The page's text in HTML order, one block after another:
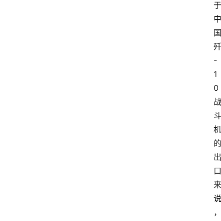
于
中
国
歼
-
1
0
战
斗
机
的
出
口
来
说
，